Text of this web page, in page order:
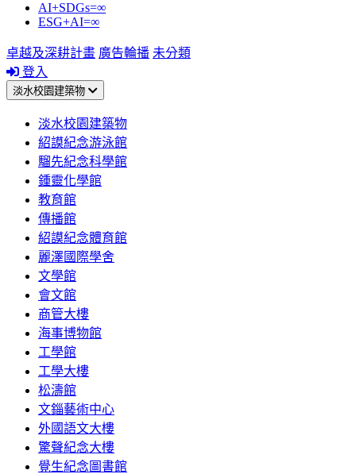
AI+SDGs=∞
ESG+AI=∞
卓越及深耕計畫 廣告輪播 未分類
登入
淡水校園建築物
淡水校園建築物
紹謨紀念游泳館
騮先紀念科學館
鍾靈化學館
教育館
傳播館
紹謨紀念體育館
麗澤國際學舍
文學館
會文館
商管大樓
海事博物館
工學館
工學大樓
松濤館
文錙藝術中心
外國語文大樓
驚聲紀念大樓
覺生紀念圖書館